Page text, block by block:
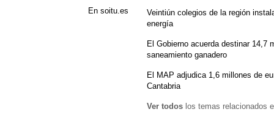
En soitu.es
Veintiún colegios de la región
energía
El Gobierno acuerda destinar 14,7
saneamiento ganadero
El MAP adjudica 1,6 millones de
Cantabria
Ver todos los temas relacionados